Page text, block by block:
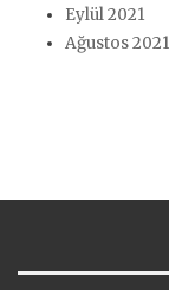
Eylül 2021
Ağustos 2021